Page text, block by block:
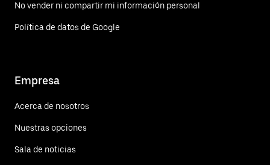
No vender ni compartir mi información personal
Política de datos de Google
Empresa
Acerca de nosotros
Nuestras opciones
Sala de noticias